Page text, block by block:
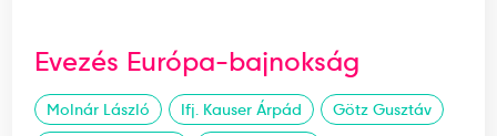
Evezés Európa-bajnokság
Molnár László Ifj. Kauser Árpád
Götz Gusztáv